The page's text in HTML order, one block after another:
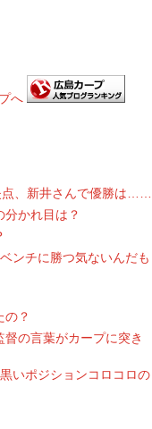
、新井さんで優勝は……
かれ目は？
ンチに勝つ気ないんだも
の？
督の言葉がカープに突き
いポジションコロコロの